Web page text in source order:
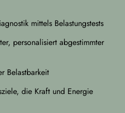
mittels Belastungstests
personalisiert abgestimmter
Belastbarkeit
die Kraft und Energie